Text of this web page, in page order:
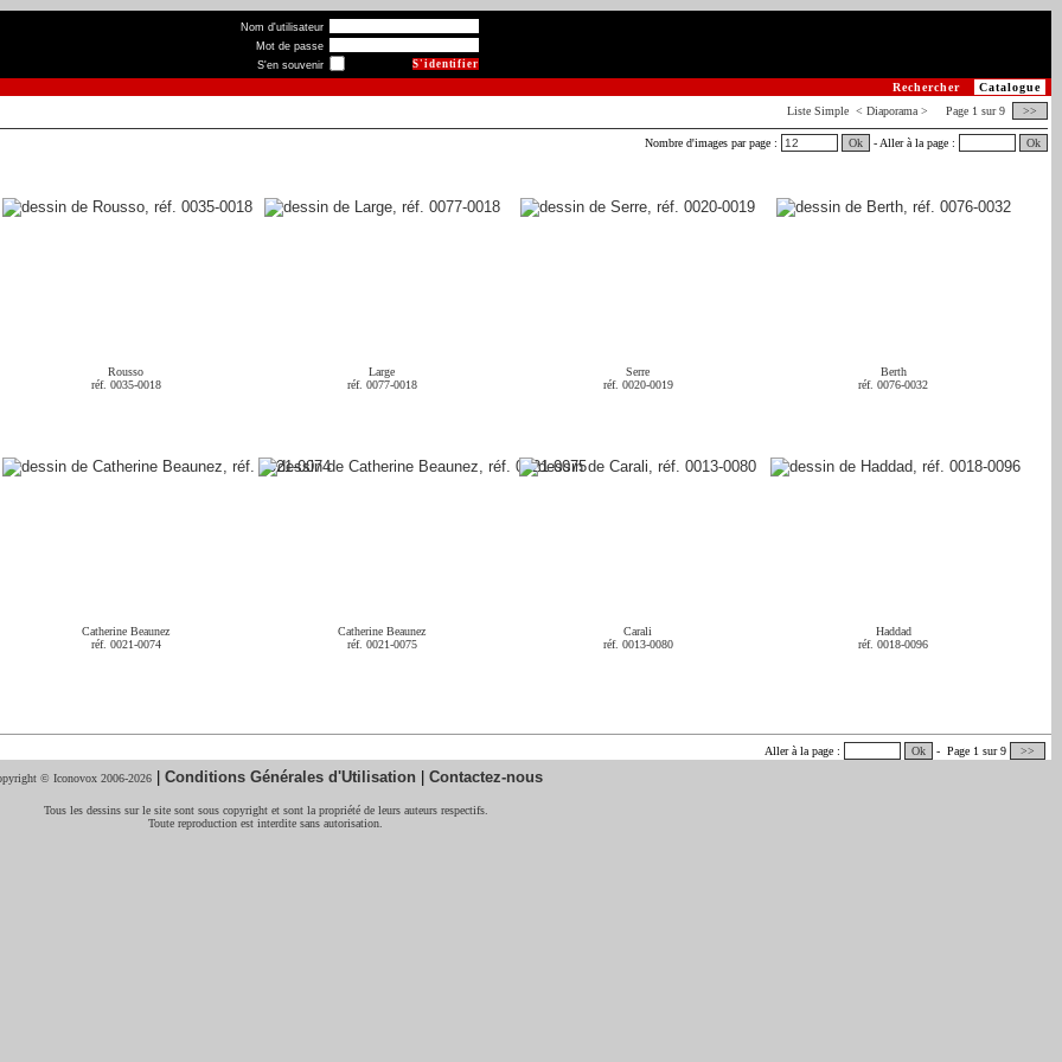
Nom d'utilisateur
Mot de passe
S'en souvenir
Catalogue
Rechercher
Liste Simple < Diaporama > Page 1 sur 9 >>
Nombre d'images par page : Ok - Aller à la page : Ok
Rousso
réf. 0035-0018
Large
réf. 0077-0018
Serre
réf. 0020-0019
Berth
réf. 0076-0032
Catherine Beaunez
réf. 0021-0074
Catherine Beaunez
réf. 0021-0075
Carali
réf. 0013-0080
Haddad
réf. 0018-0096
Aller à la page : Ok - Page 1 sur 9 >>
© Iconovox 2006-2026 | Conditions Générales d'Utilisation | Contactez-nous
Tous les dessins sur le site sont sous copyright et sont la propriété de leurs auteurs respectifs.
Toute reproduction est interdite sans autorisation.